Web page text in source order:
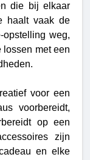
die bij elkaar
haalt vaak de
opstelling weg,
lossen met een
voor een
voorbereidt,
op een
zijn
en elke